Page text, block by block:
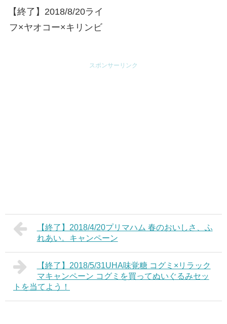
【終了】2018/8/20ライ
フ×ヤオコー×キリンビ
スポンサーリンク
【終了】2018/4/20プリマハム 春のおいしさ、ふ
れあい。キャンペーン
【終了】2018/5/31UHA味覚糖 コグミ×リラック
マキャンペーン コグミを買ってぬいぐるみセッ
トを当てよう！